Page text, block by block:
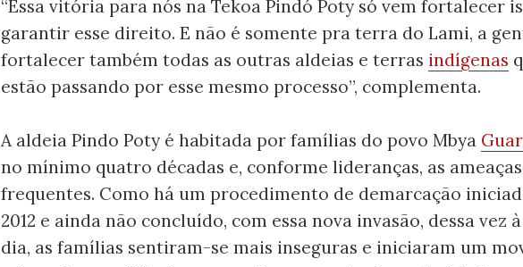
“Essa vitória para nós na Tekoa Pindó Poty só vem fortalecer
garantir esse direito. E não é somente pra terra do Lami, a
fortalecer também todas as outras aldeias e terras indígenas
estão passando por esse mesmo processo”, complementa.
A aldeia Pindo Poty é habitada por famílias do povo Mbya
no mínimo quatro décadas e, conforme lideranças, as
frequentes. Como há um procedimento de demarcação
2012 e ainda não concluído, com essa nova invasão, dessa vez
dia, as famílias sentiram-se mais inseguras e iniciaram um